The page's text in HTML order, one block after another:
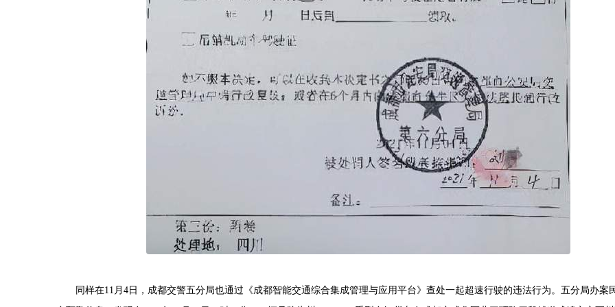
同样在11月4日，成都交警五分局也通过《成都智能交通综合集成管理与应用平台》查处一起超速行驶的违法行为。五分局办案